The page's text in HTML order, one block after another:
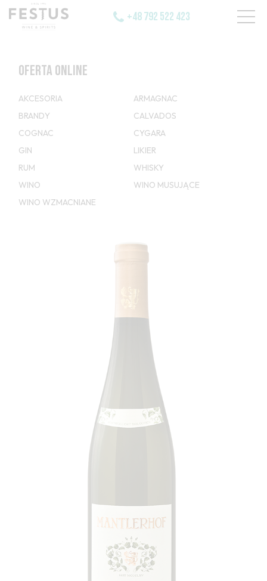
+48 792 522 423
OFERTA ONLINE
AKCESORIA
ARMAGNAC
BRANDY
CALVADOS
COGNAC
CYGARA
GIN
LIKIER
RUM
WHISKY
WINO
WINO MUSUJĄCE
WINO WZMACNIANE